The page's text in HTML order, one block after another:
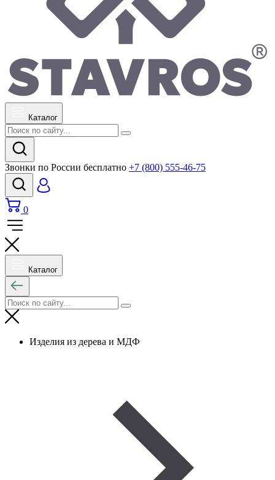
Каталог
Звонки по России бесплатно +7 (800) 555-46-75
0
Каталог
Изделия из дерева и МДФ